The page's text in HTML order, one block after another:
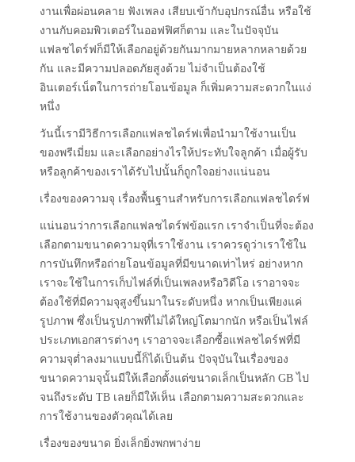
งานเพื่อผ่อนคลาย ฟังเพลง เสียบเข้ากับอุปกรณ์อื่น หรือใช้
งานกับคอมพิวเตอร์ในออฟฟิศก็ตาม และในปัจจุบัน
แฟลชไดร์ฟก็มีให้เลือกอยู่ด้วยกันมากมายหลากหลายด้วย
กัน และมีความปลอดภัยสูงด้วย ไม่จำเป็นต้องใช้
อินเตอร์เน็ตในการถ่ายโอนข้อมูล ก็เพิ่มความสะดวกในแง่
หนึ่ง
วันนี้เรามีวิธีการเลือกแฟลชไดร์ฟเพื่อนำมาใช้งานเป็น
ของพรีเมี่ยม และเลือกอย่างไรให้ประทับใจลูกค้า เมื่อผู้รับ
หรือลูกค้าของเราได้รับไปนั้นก็ถูกใจอย่างแน่นอน
เรื่องของความจุ เรื่องพื้นฐานสำหรับการเลือกแฟลชไดร์ฟ
แน่นอนว่าการเลือกแฟลชไดร์ฟข้อแรก เราจำเป็นที่จะต้อง
เลือกตามขนาดความจุที่เราใช้งาน เราควรดูว่าเราใช้ใน
การบันทึกหรือถ่ายโอนข้อมูลที่มีขนาดเท่าไหร่ อย่างหาก
เราจะใช้ในการเก็บไฟล์ที่เป็นเพลงหรือวิดีโอ เราอาจจะ
ต้องใช้ที่มีความจุสูงขึ้นมาในระดับหนึ่ง หากเป็นเพียงแค่
รูปภาพ ซึ่งเป็นรูปภาพที่ไม่ได้ใหญ่โตมากนัก หรือเป็นไฟล์
ประเภทเอกสารต่างๆ เราอาจจะเลือกซื้อแฟลชไดร์ฟที่มี
ความจุต่ำลงมาแบบนี้ก็ได้เป็นต้น ปัจจุบันในเรื่องของ
ขนาดความจุนั้นมีให้เลือกตั้งแต่ขนาดเล็กเป็นหลัก GB ไป
จนถึงระดับ TB เลยก็มีให้เห็น เลือกตามความสะดวกและ
การใช้งานของตัวคุณได้เลย
เรื่องของขนาด ยิ่งเล็กยิ่งพกพาง่าย